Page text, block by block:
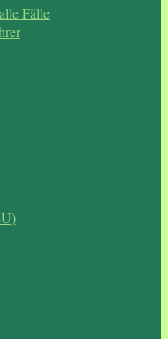
Fälle